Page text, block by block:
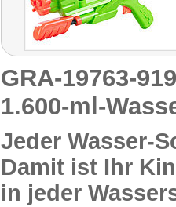
GRA-19763-
1.600-ml-
Jeder Wasser-
Damit ist Ihr
in jeder